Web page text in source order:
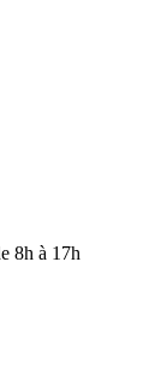
8h à 17h